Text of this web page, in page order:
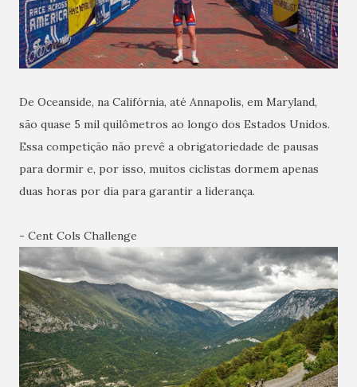
De Oceanside, na Califórnia, até Annapolis, em Maryland,
são quase 5 mil quilômetros ao longo dos Estados Unidos.
Essa competição não prevê a obrigatoriedade de pausas
para dormir e, por isso, muitos ciclistas dormem apenas
duas horas por dia para garantir a liderança.
- Cent Cols Challenge